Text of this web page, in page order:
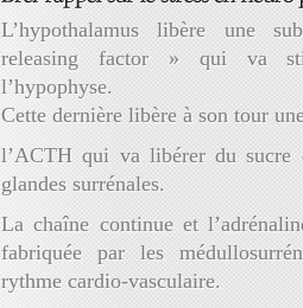
L’hypothalamus libère une
releasing factor » qui va
l’hypophyse.
Cette dernière libère à son tour
l’ACTH qui va libérer du sucre
glandes surrénales.
La chaîne continue et
fabriquée par les
rythme cardio-vasculaire.